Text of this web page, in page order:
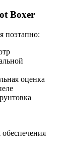
Boxer
поэтапно:
оценка